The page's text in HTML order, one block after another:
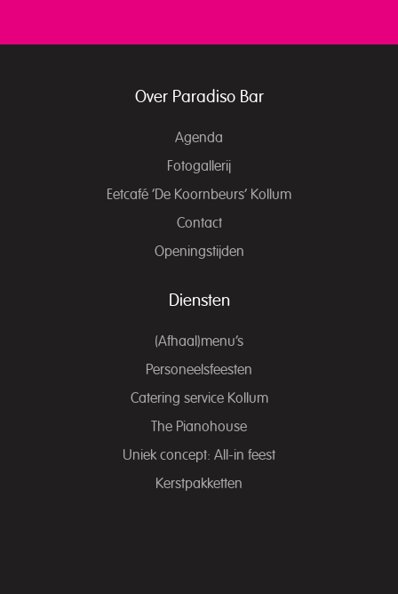
Over Paradiso Bar
Agenda
Fotogallerij
Eetcafé ‘De Koornbeurs’ Kollum
Contact
Openingstijden
Diensten
(Afhaal)menu’s
Personeelsfeesten
Catering service Kollum
The Pianohouse
Uniek concept: All-in feest
Kerstpakketten